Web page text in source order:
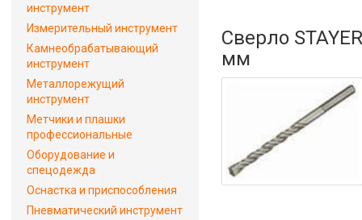
Сверло
мм
инструмент
Измерительный инструмент
Камнеобрабатывающий
инструмент
Металлорежущий
инструмент
Метчики и плашки
профессиональные
Оборудование и
спецодежда
Оснастка и приспособления
Пневматический инструмент